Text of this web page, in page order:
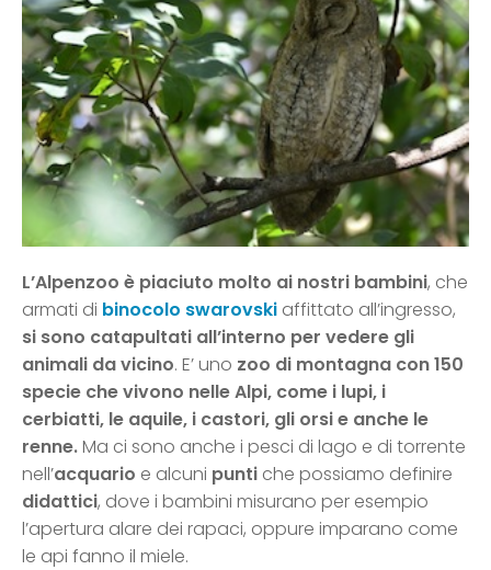
L’Alpenzoo è piaciuto molto ai nostri bambini, che
armati di binocolo swarovski affittato all’ingresso,
si sono catapultati all’interno per vedere gli
animali da vicino. E’ uno zoo di montagna con 150
specie che vivono nelle Alpi, come i lupi, i
cerbiatti, le aquile, i castori, gli orsi e anche le
renne.Ma ci sono anche i pesci di lago e di torrente
nell’acquario e alcuni punti che possiamo definire
didattici, dove i bambini misurano per esempio
l’apertura alare dei rapaci, oppure imparano come
le api fanno il miele.